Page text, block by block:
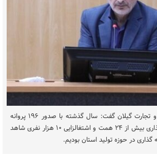
مدیرکل صنعت، معدن و تجارت گیلان گفت: سال گذشته با صدور ۱۹۶ پروانه
بهره برداری با سرمایه گذاری بیش از ۲۴ همت و اشتغالزایی ۱۰ هزار نفری شاهد